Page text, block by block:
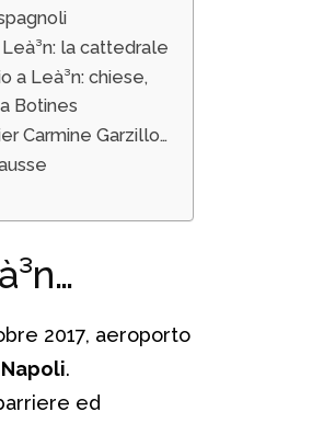
la cattedrale
a Leà³n: chiese,
Botines
Carmine Garzillo…
2017, aeroporto
.
ed